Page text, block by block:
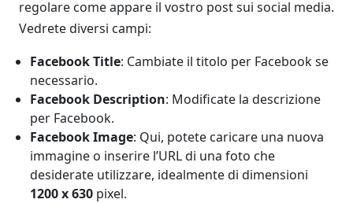
regolare come appare il vostro post sui social media.
Vedrete diversi campi:
Facebook Title: Cambiate il titolo per Facebook se
necessario.
Facebook Description: Modificate la descrizione
per Facebook.
Facebook Image: Qui, potete caricare una nuova
immagine o inserire l’URL di una foto che
desiderate utilizzare, idealmente di dimensioni
1200 x 630 pixel.